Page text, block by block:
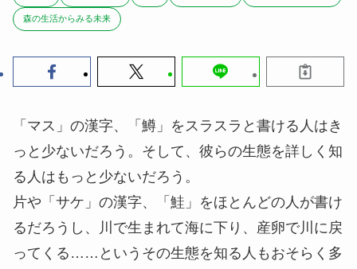
森の生活からみる未来
「マス」の漢字、「鱒」をスラスラと書ける人はき
っと少ないだろう。そして、彼らの生態を詳しく知
る人はもっと少ないだろう。
片や「サケ」の漢字、「鮭」をほとんどの人が書け
るだろうし、川で生まれて海に下り、産卵で川に戻
ってくる……というその生態を知る人もおそらく多